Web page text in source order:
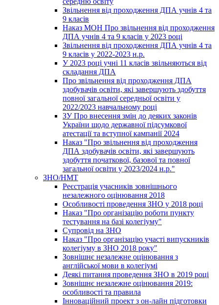
Звільнення від проходження ДПА учнів 4 та
9 класів
Наказ МОН Про звільнення від проходження
ДПА учнів 4 та 9 класів у 2023 році
Звільнення від проходження ДПА учнів 4 та
9 класів у 2022-2023 н.р.
У 2023 році учні 11 класів звільняються від
складання ДПА
Про звільнення від проходження ДПА
здобувачів освіти, які завершують здобуття
повної загальної середньої освіти у
2022/2023 навчальному році
ЗУ Про внесення змін до деяких законів
України щодо державної підсумкової
атестації та вступної кампанії 2024
Наказ "Про звільнення від проходження
ДПА здобувачів освіти, які завершують
здобуття початкової, базової та повної
загальної освіти у 2023/2024 н.р."
ЗНО/НМТ
Реєстрація учасників зовнішнього
незалежного оцінювання 2018
Особливості проведення ЗНО у 2018 році
Наказ "Про організацію роботи пункту
тестування на базі колегіуму"
Супровід на ЗНО
Наказ "Про організацію участі випускників
колегіуму в ЗНО 2018 року"
Зовнішнє незалежне оцінювання з
англійської мови в колегіумі
Деякі питання проведення ЗНО в 2019 році
Зовнішнє незалежне оцінювання 2019:
особливості та правила
Інноваційний проект з он-лайн підготовки